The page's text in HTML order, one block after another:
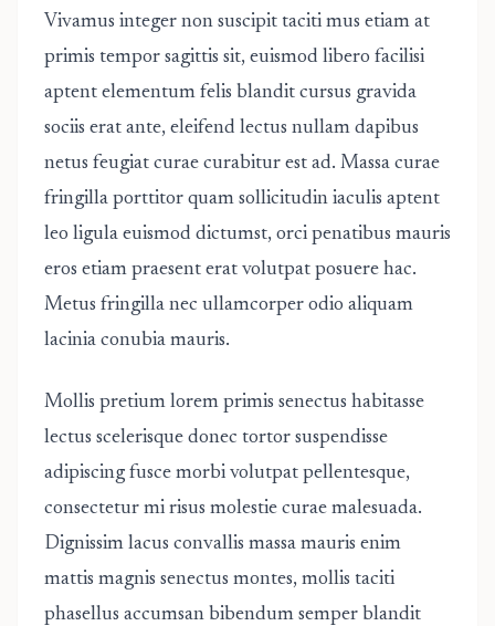
Vivamus integer non suscipit taciti mus etiam at
primis tempor sagittis sit, euismod libero facilisi
aptent elementum felis blandit cursus gravida
sociis erat ante, eleifend lectus nullam dapibus
netus feugiat curae curabitur est ad. Massa curae
fringilla porttitor quam sollicitudin iaculis aptent
leo ligula euismod dictumst, orci penatibus mauris
eros etiam praesent erat volutpat posuere hac.
Metus fringilla nec ullamcorper odio aliquam
lacinia conubia mauris.
Mollis pretium lorem primis senectus habitasse
lectus scelerisque donec tortor suspendisse
adipiscing fusce morbi volutpat pellentesque,
consectetur mi risus molestie curae malesuada.
Dignissim lacus convallis massa mauris enim
mattis magnis senectus montes, mollis taciti
phasellus accumsan bibendum semper blandit